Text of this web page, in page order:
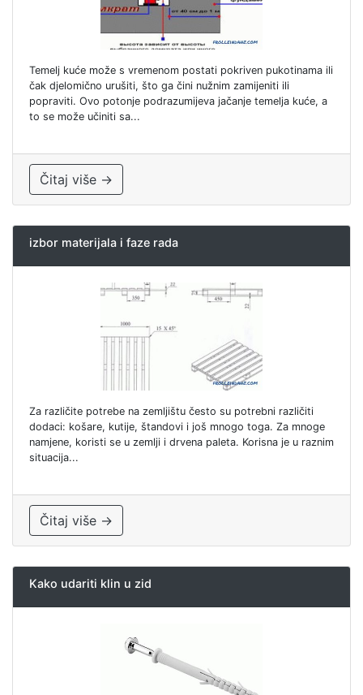
Temelj kuće može s vremenom postati pokriven pukotinama ili
čak djelomično urušiti, što ga čini nužnim zamijeniti ili
popraviti. Ovo potonje podrazumijeva jačanje temelja kuće, a
to se može učiniti sa...
Čitaj više →
izbor materijala i faze rada
Za različite potrebe na zemljištu često su potrebni različiti
dodaci: košare, kutije, štandovi i još mnogo toga. Za mnoge
namjene, koristi se u zemlji i drvena paleta. Korisna je u raznim
situacija...
Čitaj više →
Kako udariti klin u zid